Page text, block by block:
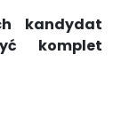
kandydat
komplet